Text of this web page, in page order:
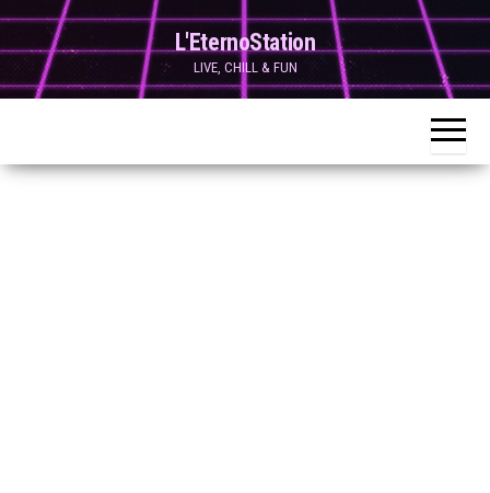
Skip
to
content
L'EternoStation
LIVE, CHILL & FUN